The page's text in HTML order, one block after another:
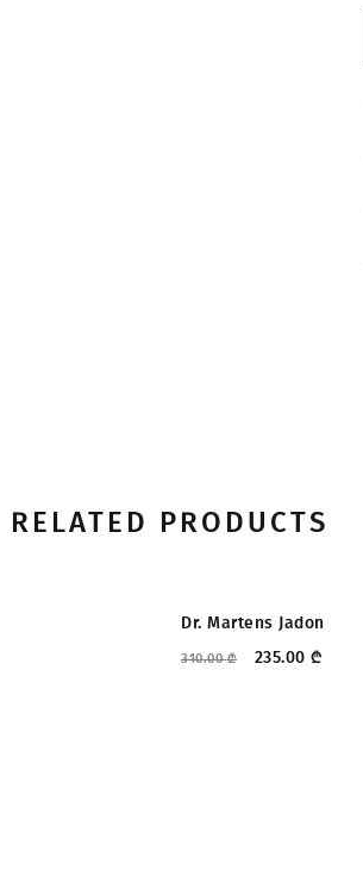
RELATED PRODUCTS
ᲤᲐᲡᲓᲐᲙᲚᲔᲑᲐ
Dr. Martens Jadon
310.00₾ 235.00 ₾